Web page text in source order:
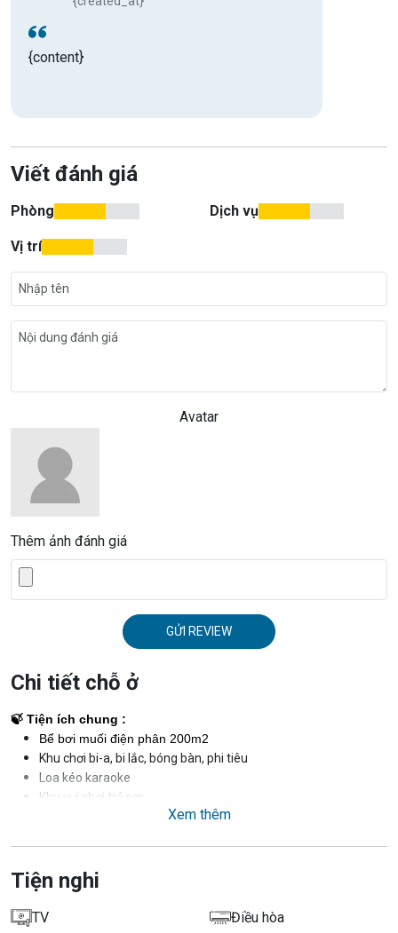
{content}
Viết đánh giá
Phòng Dịch vụ
Vị trí
Avatar
Thêm ảnh đánh giá
GỬI REVIEW
Chi tiết chỗ ở
🍃 Tiện ích chung :
Bể bơi muối điện phân 200m2
Khu chơi bi-a, bi lắc, bóng bàn, phi tiêu
Loa kéo karaoke
Khu vui chơi trẻ em
👨‍👩‍👧‍👦
Giá phòng tiêu chuẩn:
Tiêu chuẩn 2 người lớn + 1 trẻ em dưới 6 tuổi hoặc 4 người
lớn
Nhận tối đa 4 người (bao gồm cả trẻ em)
Xem thêm
Tiện nghi
TV Điều hòa